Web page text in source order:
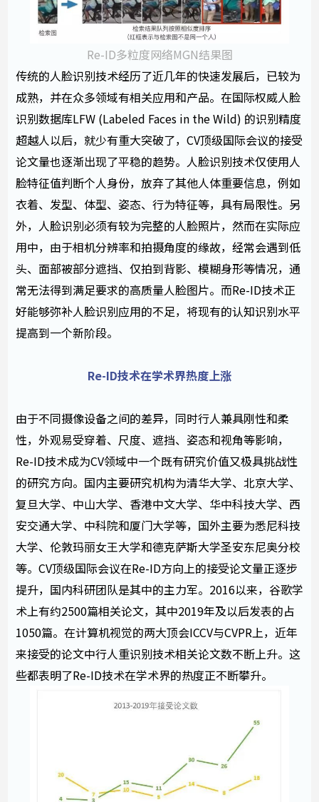
Re-ID多粒度网络MGN结果图
传统的人脸识别技术经历了近几年的快速发展后，已较为
成熟，并在众多领域有相关应用和产品。在国际权威人脸
识别数据库LFW (Labeled Faces in the Wild) 的识别精度
超越人以后，就少有重大突破了，CV顶级国际会议的接受
论文量也逐渐出现了平稳的趋势。人脸识别技术仅使用人
脸特征值判断个人身份，放弃了其他人体重要信息，例如
衣着、发型、体型、姿态、行为特征等，具有局限性。另
外，人脸识别必须有较为完整的人脸照片，然而在实际应
用中，由于相机分辨率和拍摄角度的缘故，经常会遇到低
头、面部被部分遮挡、仅拍到背影、模糊身形等情况，通
常无法得到满足要求的高质量人脸图片。而Re-ID技术正
好能够弥补人脸识别应用的不足，将现有的认知识别水平
提高到一个新阶段。
Re-ID技术在学术界热度上涨
由于不同摄像设备之间的差异，同时行人兼具刚性和柔
性，外观易受穿着、尺度、遮挡、姿态和视角等影响，
Re-ID技术成为CV领域中一个既有研究价值又极具挑战性
的研究方向。国内主要研究机构为清华大学、北京大学、
复旦大学、中山大学、香港中文大学、华中科技大学、西
安交通大学、中科院和厦门大学等，国外主要为悉尼科技
大学、伦敦玛丽女王大学和德克萨斯大学圣安东尼奥分校
等。CV顶级国际会议在Re-ID方向上的接受论文量正逐步
提升，国内科研团队是其中的主力军。2016以来，谷歌学
术上有约2500篇相关论文，其中2019年及以后发表的占
1050篇。在计算机视觉的两大顶会ICCV与CVPR上，近年
来接受的论文中行人重识别技术相关论文数不断上升。这
些都表明了Re-ID技术在学术界的热度正不断攀升。